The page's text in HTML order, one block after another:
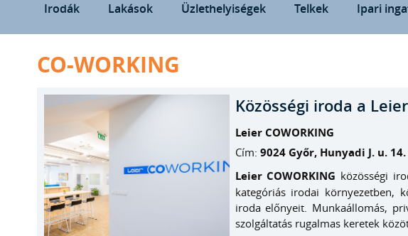
Irodák Lakások Üzlethelyiségek Telkek Ipari
CO-WORKING
Közösségi iroda a
Leier COWORKING
Cím: 9024 Győr, Hunyadi J. u.
Leier COWORKING közösségi
kategóriás irodai környezetben,
iroda előnyeit. Munkaállomás,
szolgáltatás rugalmas keretek